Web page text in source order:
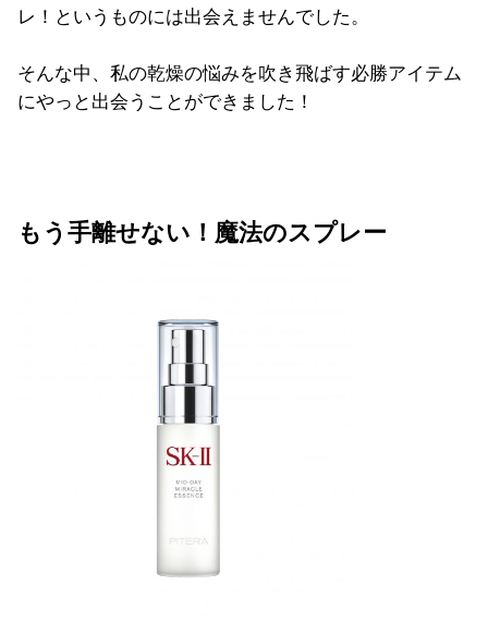
レ！というものには出会えませんでした。
そんな中、私の乾燥の悩みを吹き飛ばす必勝アイテム
にやっと出会うことができました！
もう手離せない！魔法のスプレー